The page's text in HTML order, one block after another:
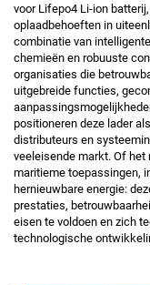
voor Lifepo4 Li-ion
oplaadbehoeften in
combinatie van
chemieën en robuuste
organisaties die
uitgebreide functies,
positioneren deze lader
distributeurs en
veeleisende markt. Of het
maritieme toepassingen,
hernieuwbare energie:
prestaties,
eisen te voldoen en zich
technologische